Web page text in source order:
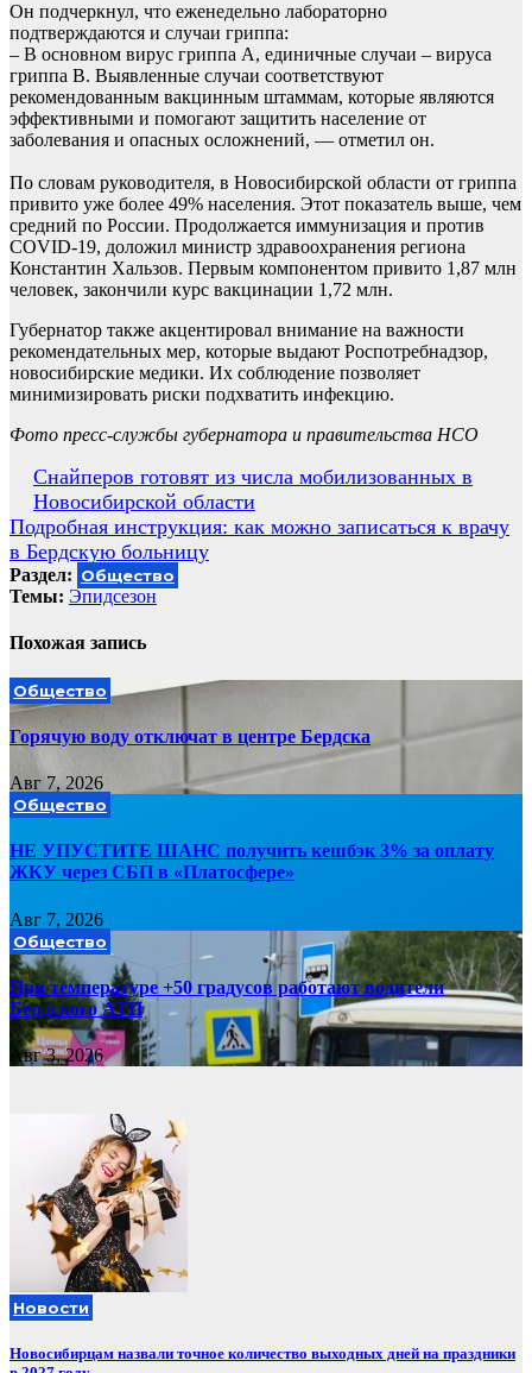
Он подчеркнул, что еженедельно лабораторно
подтверждаются и случаи гриппа:
– В основном вирус гриппа А, единичные случаи – вируса
гриппа В. Выявленные случаи соответствуют
рекомендованным вакцинным штаммам, которые являются
эффективными и помогают защитить население от
заболевания и опасных осложнений, — отметил он.
По словам руководителя, в Новосибирской области от гриппа
привито уже более 49% населения. Этот показатель выше, чем
средний по России. Продолжается иммунизация и против
COVID-19, доложил министр здравоохранения региона
Константин Хальзов. Первым компонентом привито 1,87 млн
человек, закончили курс вакцинации 1,72 млн.
Губернатор также акцентировал внимание на важности
рекомендательных мер, которые выдают Роспотребнадзор,
новосибирские медики. Их соблюдение позволяет
минимизировать риски подхватить инфекцию.
Фото пресс-службы губернатора и правительства НСО
Навигация
по
записям
Снайперов готовят из числа мобилизованных в
Новосибирской области
Подробная инструкция: как можно записаться к врачу
в Бердскую больницу
Раздел: Общество
Темы: Эпидсезон
Похожая запись
Общество
Горячую воду отключат в центре Бердска
Авг 7, 2026
Общество
НЕ УПУСТИТЕ ШАНС получить кешбэк 3% за оплату
ЖКУ через СБП в «Платосфере»
Авг 7, 2026
Общество
При температуре +50 градусов работают водители
Бердского АТП
Авг 3, 2026
Новости
Новосибирцам назвали точное количество выходных дней на праздники